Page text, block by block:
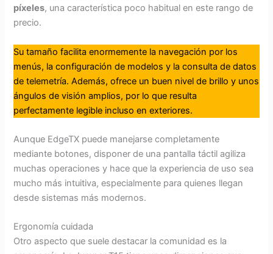
píxeles, una característica poco habitual en este rango de
precio.
Su tamaño facilita enormemente la navegación por los
menús, la configuración de modelos y la consulta de datos
de telemetría. Además, ofrece un buen nivel de brillo y unos
ángulos de visión amplios, por lo que resulta
perfectamente legible incluso en exteriores.
Aunque EdgeTX puede manejarse completamente
mediante botones, disponer de una pantalla táctil agiliza
muchas operaciones y hace que la experiencia de uso sea
mucho más intuitiva, especialmente para quienes llegan
desde sistemas más modernos.
Ergonomía cuidada
Otro aspecto que suele destacar la comunidad es la